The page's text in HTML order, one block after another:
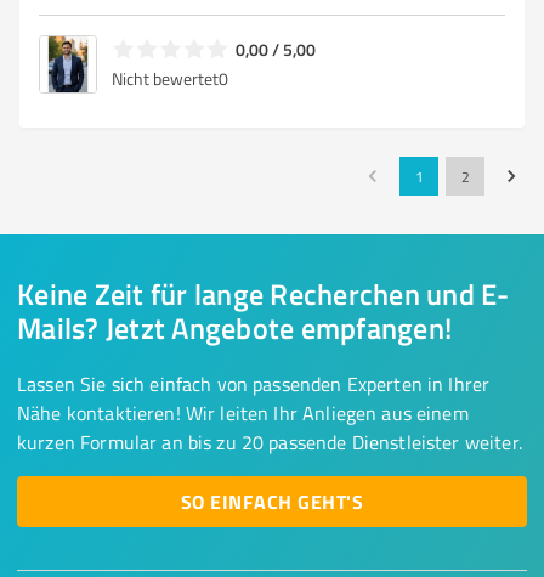
0,00 / 5,00
Nicht bewertet0
1 2
Keine Zeit für lange Recherchen und E-
Mails? Jetzt Angebote empfangen!
Lassen Sie sich einfach von passenden Experten in Ihrer
Nähe kontaktieren! Wir leiten Ihr Anliegen aus einem
kurzen Formular an bis zu 20 passende Dienstleister weiter.
SO EINFACH GEHT'S